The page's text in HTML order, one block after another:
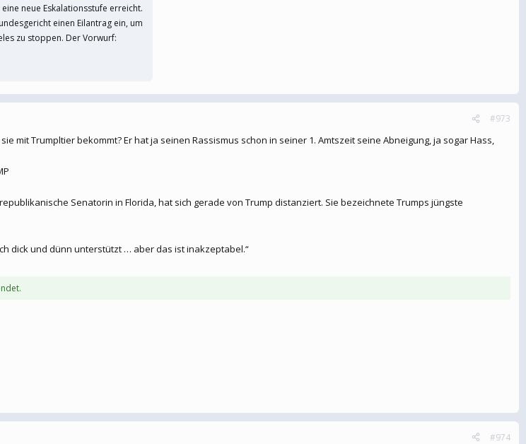
neue Eskalationsstufe erreicht.
einen Eilantrag ein, um
zu stoppen. Der Vorwurf:
#973
mit Trumpltier bekommt? Er hat ja seinen Rassismus schon in seiner 1. Amtszeit seine Abneigung, ja sogar Hass,
Senatorin in Florida, hat sich gerade von Trump distanziert. Sie bezeichnete Trumps jüngste
dick und dünn unterstützt … aber das ist inakzeptabel.“
#974